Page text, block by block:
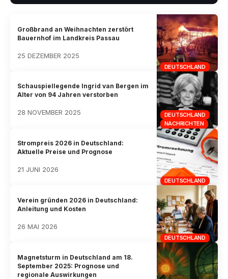
DEUTSCHLAND
Großbrand an Weihnachten zerstört
Bauernhof im Landkreis Passau
25 DEZEMBER 2025
DEUTSCHLAND
NACHRICHTEN
Schauspiellegende Ingrid van Bergen im
Alter von 94 Jahren verstorben
28 NOVEMBER 2025
DEUTSCHLAND
Strompreis 2026 in Deutschland:
Aktuelle Preise und Prognose
21 JUNI 2026
DEUTSCHLAND
Verein gründen 2026 in Deutschland:
Anleitung und Kosten
26 MAI 2026
Magnetsturm in Deutschland am 18.
September 2025: Prognose und
regionale Auswirkungen